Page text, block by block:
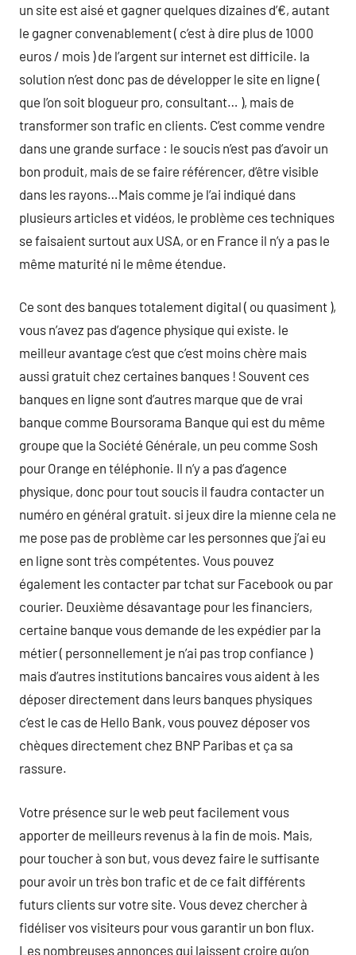
un site est aisé et gagner quelques dizaines d’€, autant
le gagner convenablement ( c’est à dire plus de 1000
euros / mois ) de l’argent sur internet est difficile. la
solution n’est donc pas de développer le site en ligne (
que l’on soit blogueur pro, consultant… ), mais de
transformer son trafic en clients. C’est comme vendre
dans une grande surface : le soucis n’est pas d’avoir un
bon produit, mais de se faire référencer, d’être visible
dans les rayons…Mais comme je l’ai indiqué dans
plusieurs articles et vidéos, le problème ces techniques
se faisaient surtout aux USA, or en France il n’y a pas le
même maturité ni le même étendue.
Ce sont des banques totalement digital ( ou quasiment ),
vous n’avez pas d’agence physique qui existe. le
meilleur avantage c’est que c’est moins chère mais
aussi gratuit chez certaines banques ! Souvent ces
banques en ligne sont d’autres marque que de vrai
banque comme Boursorama Banque qui est du même
groupe que la Société Générale, un peu comme Sosh
pour Orange en téléphonie. Il n’y a pas d’agence
physique, donc pour tout soucis il faudra contacter un
numéro en général gratuit. si jeux dire la mienne cela ne
me pose pas de problème car les personnes que j’ai eu
en ligne sont très compétentes. Vous pouvez
également les contacter par tchat sur Facebook ou par
courier. Deuxième désavantage pour les financiers,
certaine banque vous demande de les expédier par la
métier ( personnellement je n’ai pas trop confiance )
mais d’autres institutions bancaires vous aident à les
déposer directement dans leurs banques physiques
c’est le cas de Hello Bank, vous pouvez déposer vos
chèques directement chez BNP Paribas et ça sa
rassure.
Votre présence sur le web peut facilement vous
apporter de meilleurs revenus à la fin de mois. Mais,
pour toucher à son but, vous devez faire le suffisante
pour avoir un très bon trafic et de ce fait différents
futurs clients sur votre site. Vous devez chercher à
fidéliser vos visiteurs pour vous garantir un bon flux.
Les nombreuses annonces qui laissent croire qu’on